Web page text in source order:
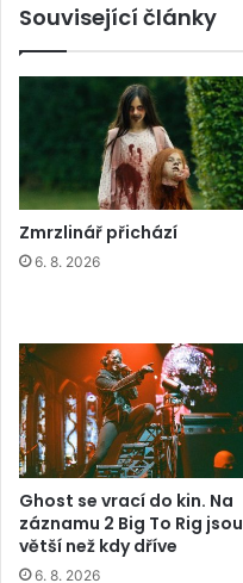
Související články
Zmrzlinář přichází
6. 8. 2026
Ghost se vrací do kin. Na
záznamu 2 Big To Rig jsou
větší než kdy dříve
6. 8. 2026